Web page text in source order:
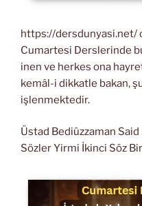
https://dersdunyasi.net/
Cumartesi Derslerinde
inen ve herkes ona
kemâl-i dikkatle bakan,
işlenmektedir.
Üstad Bediüzzaman
Sözler Yirmi İkinci Söz